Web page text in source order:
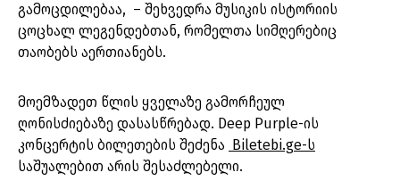
გამოცდილებაა, – შეხვედრა მუსიკის ისტორიის
ცოცხალ ლეგენდებთან, რომელთა სიმღერებიც
თაობებს აერთიანებს.
მოემზადეთ წლის ყველაზე გამორჩეულ
ღონისძიებაზე დასასწრებად. Deep Purple-ის
კონცერტის ბილეთების შეძენა
Biletebi.ge-ს
საშუალებით არის შესაძლებელი.